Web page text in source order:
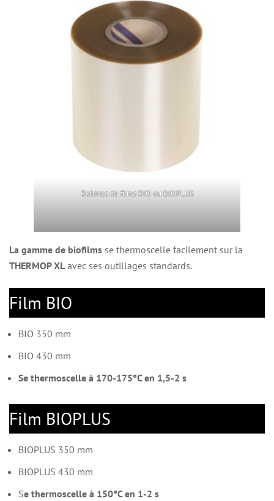
Bobines de films BIO ou BIOPLUS
La gamme de biofilms se thermoscelle facilement sur la
THERMOP XL avec ses outillages standards.
Film BIO
BIO 350 mm
BIO 430 mm
Se thermoscelle à 170-175°C en 1,5-2 s
Film BIOPLUS
BIOPLUS 350 mm
BIOPLUS 430 mm
Se thermoscelle à 150°C en 1-2 s